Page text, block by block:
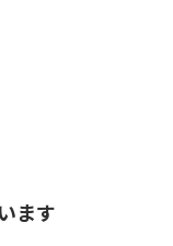
ます